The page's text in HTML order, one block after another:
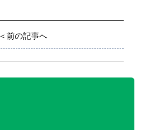
＜前の記事へ